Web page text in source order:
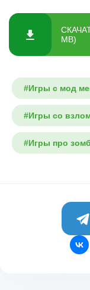
MB)
#Игры с мод
#Игры со
#Игры про